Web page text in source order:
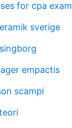
for cpa exam
sverige
empactis
scampi